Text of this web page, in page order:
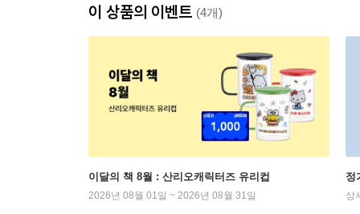
이 상품의 이벤트 (4개)
이달의 책 8월 : 산리오캐릭터즈 유리컵
2026년 08월 01일 ~ 2026년 08월 31일
정
상